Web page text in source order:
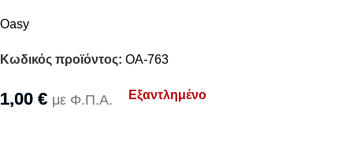
Oasy
Κωδικός προϊόντος: OA-763
1,00 € με Φ.Π.Α. Εξαντλημένο